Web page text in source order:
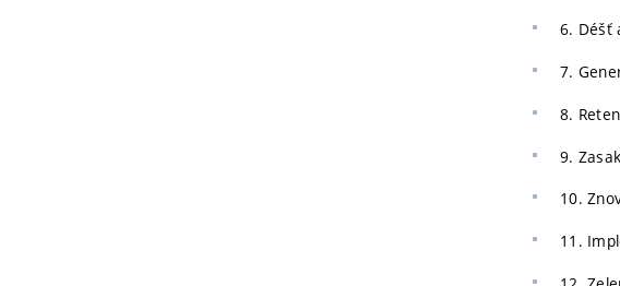
6. Déšť
7.
8.
9.
10.
11.